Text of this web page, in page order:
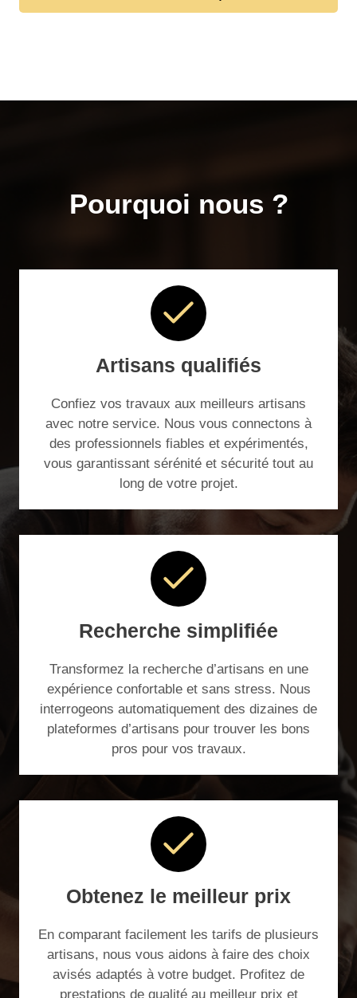
Pourquoi nous ?
Artisans qualifiés
Confiez vos travaux aux meilleurs artisans
avec notre service. Nous vous connectons à
des professionnels fiables et expérimentés,
vous garantissant sérénité et sécurité tout au
long de votre projet.
Recherche simplifiée
Transformez la recherche d’artisans en une
expérience confortable et sans stress. Nous
interrogeons automatiquement des dizaines de
plateformes d’artisans pour trouver les bons
pros pour vos travaux.
Obtenez le meilleur prix
En comparant facilement les tarifs de plusieurs
artisans, nous vous aidons à faire des choix
avisés adaptés à votre budget. Profitez de
prestations de qualité au meilleur prix et